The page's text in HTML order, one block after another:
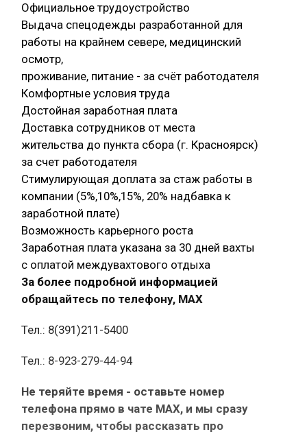
Официальное трудоустройство
Выдача спецодежды разработанной для
работы на крайнем севере, медицинский
осмотр,
проживание, питание - за счёт работодателя
Комфортные условия труда
Достойная заработная плата
Доставка сотрудников от места
жительства до пункта сбора (г. Красноярск)
за счет работодателя
Стимулирующая доплата за стаж работы в
компании (5%,10%,15%, 20% надбавка к
заработной плате)
Возможность карьерного роста
Заработная плата указана за 30 дней вахты
с оплатой междувахтового отдыха
За более подробной информацией
обращайтесь по телефону, МАХ
Тел.: 8(391)211-5400
Тел.: 8-923-279-44-94
Не теряйте время - оставьте номер
телефона прямо в чате MAX, и мы сразу
перезвоним, чтобы рассказать про